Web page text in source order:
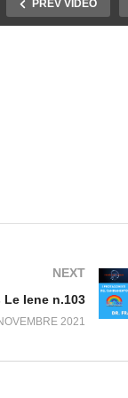
PREV VIDEO
NEXT
Le Iene n.103
2021